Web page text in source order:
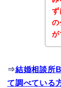
の
が
⇒結婚相談所
て調べている